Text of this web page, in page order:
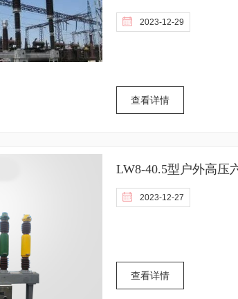
2023-12-29
查看详情
LW8-40.5型户外高压
2023-12-27
查看详情